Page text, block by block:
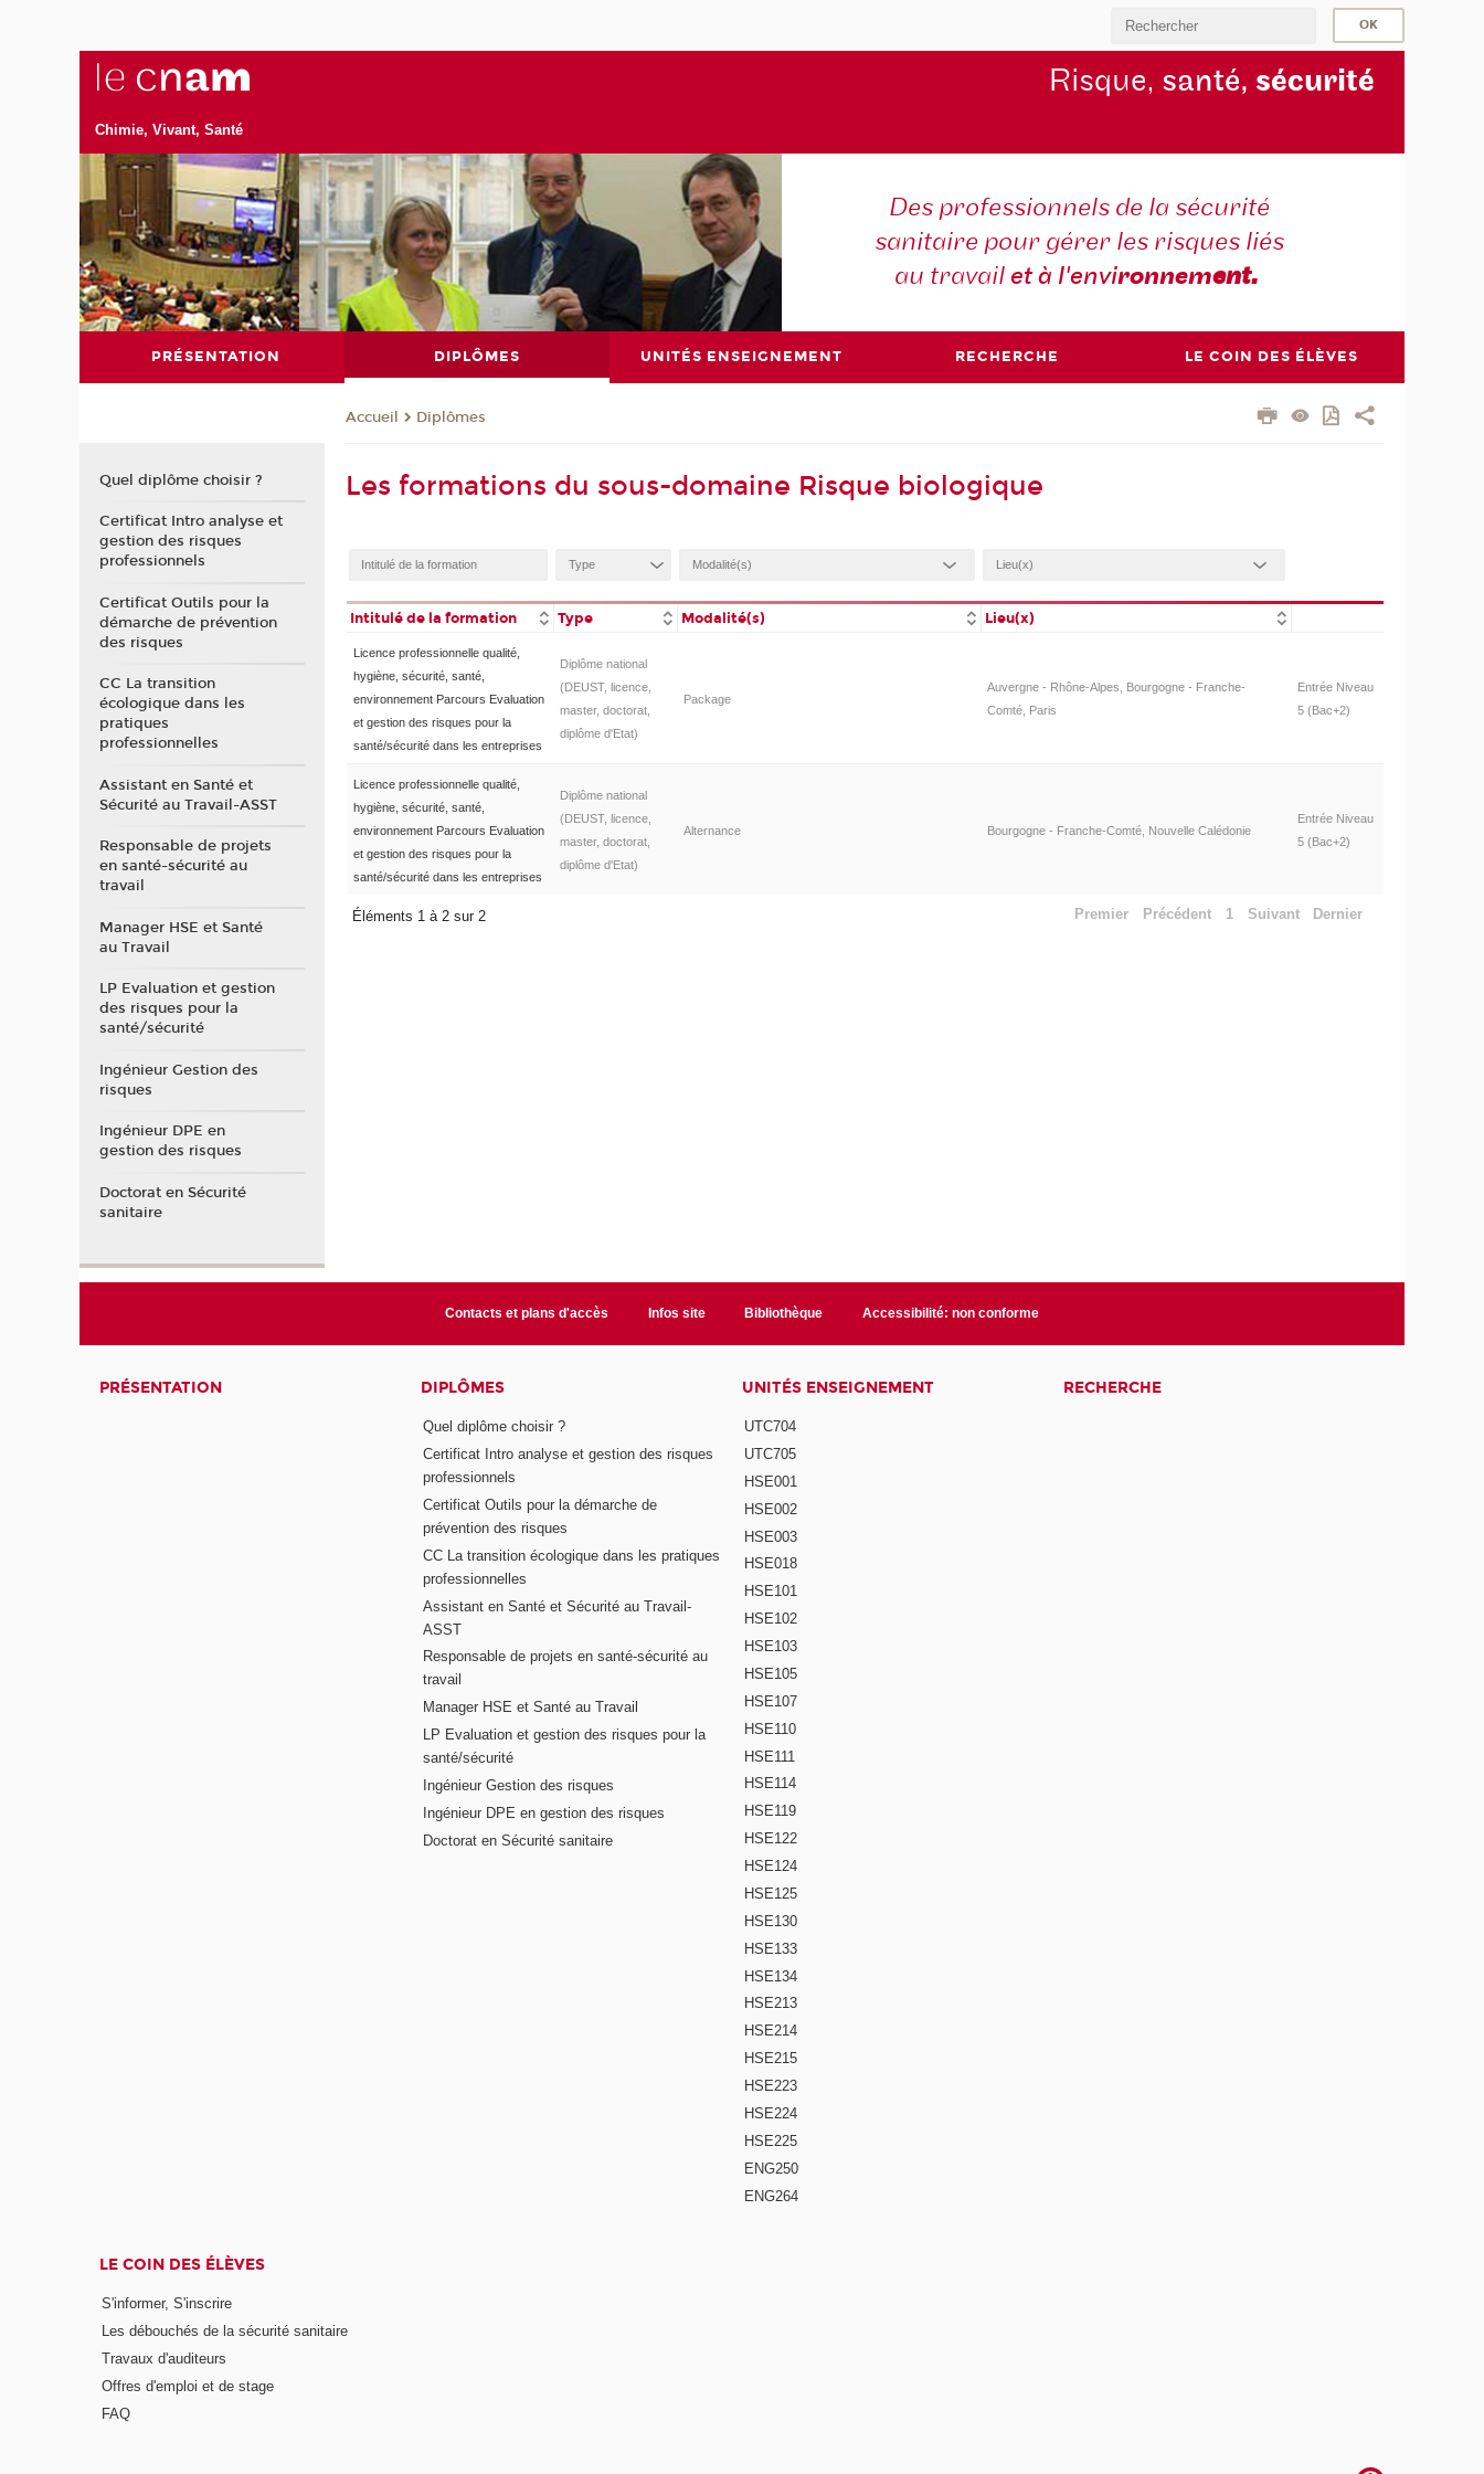
Chimie, Vivant, Santé
Risque, santé, sécurité
Des professionnels de la sécurité
sanitaire pour gérer les risques liés
au travailet à l'environnement.
PRÉSENTATION DIPLÔMES UNITÉS ENSEIGNEMENT RECHERCHE LE COIN DES ÉLÈVES
Accueil Diplômes
Les formations du sous-domaine Risque biologique
Intitulé de la formation Type Modalité(s) Lieu(x)
Licence professionnelle qualité,
hygiène, sécurité, santé,
environnement Parcours Evaluation
et gestion des risques pour la
santé/sécurité dans les entreprises
Diplôme national
(DEUST, licence,
master, doctorat,
diplôme d'Etat)
Package
Auvergne - Rhône-Alpes, Bourgogne - Franche-
Comté, Paris
Entrée Niveau
5 (Bac+2)
Licence professionnelle qualité,
hygiène, sécurité, santé,
environnement Parcours Evaluation
et gestion des risques pour la
santé/sécurité dans les entreprises
Diplôme national
(DEUST, licence,
master, doctorat,
diplôme d'Etat)
Alternance Bourgogne - Franche-Comté, Nouvelle Calédonie
Entrée Niveau
5 (Bac+2)
Éléments 1 à 2 sur 2 Premier Précédent 1 Suivant Dernier
Quel diplôme choisir ?
Certificat Intro analyse et
gestion des risques
professionnels
Certificat Outils pour la
démarche de prévention
des risques
CC La transition
écologique dans les
pratiques
professionnelles
Assistant en Santé et
Sécurité au Travail-ASST
Responsable de projets
en santé-sécurité au
travail
Manager HSE et Santé
au Travail
LP Evaluation et gestion
des risques pour la
santé/sécurité
Ingénieur Gestion des
risques
Ingénieur DPE en
gestion des risques
Doctorat en Sécurité
sanitaire
Contacts et plans d'accès Infos site Bibliothèque Accessibilité: non conforme
PRÉSENTATION DIPLÔMES
Quel diplôme choisir ?
Certificat Intro analyse et gestion des risques
professionnels
Certificat Outils pour la démarche de
prévention des risques
CC La transition écologique dans les pratiques
professionnelles
Assistant en Santé et Sécurité au Travail-
ASST
Responsable de projets en santé-sécurité au
travail
Manager HSE et Santé au Travail
LP Evaluation et gestion des risques pour la
santé/sécurité
Ingénieur Gestion des risques
Ingénieur DPE en gestion des risques
Doctorat en Sécurité sanitaire
UNITÉS ENSEIGNEMENT
UTC704
UTC705
HSE001
HSE002
HSE003
HSE018
HSE101
HSE102
HSE103
HSE105
HSE107
HSE110
HSE111
HSE114
HSE119
HSE122
HSE124
HSE125
HSE130
HSE133
HSE134
HSE213
HSE214
HSE215
HSE223
HSE224
HSE225
ENG250
ENG264
RECHERCHE
LE COIN DES ÉLÈVES
S'informer, S'inscrire
Les débouchés de la sécurité sanitaire
Travaux d'auditeurs
Offres d'emploi et de stage
FAQ